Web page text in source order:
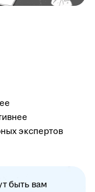
экспертов
быть вам